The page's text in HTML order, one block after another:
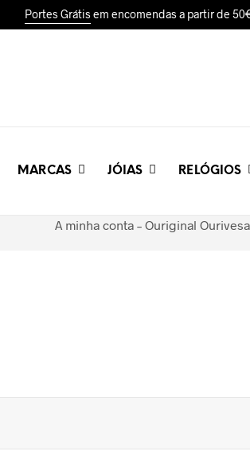
Portes Grátisem encomendas a partir de
MARCAS JÓIAS RELÓGIOS
A minha conta – Ouriginal